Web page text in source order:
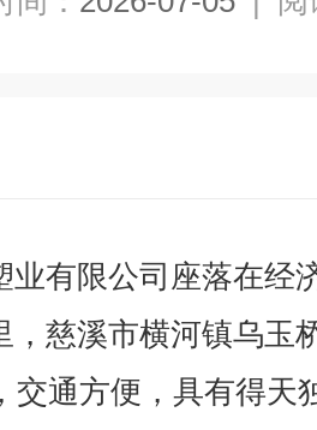
业有限公司座落在经
，慈溪市横河镇乌玉
交通方便，具有得天